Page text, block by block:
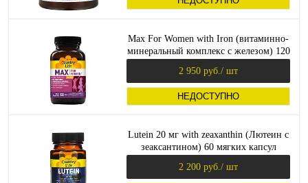
Max For Women with Iron (витаминно-
минеральный комплекс с железом) 120
2 950 руб. / шт
НЕДОСТУПНО
Lutein 20 мг with zeaxanthin (Лютеин с
зеаксантином) 60 мягких капсул
2 200 руб. / шт